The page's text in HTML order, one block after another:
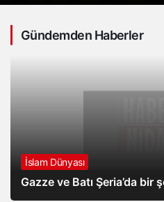
Gündemden Haberler
İslam Dünyası
Gazze ve Batı Şeria’da bir